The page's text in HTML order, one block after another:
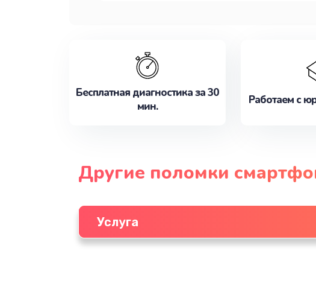
Бесплатная диагностика за 30
мин.
Работаем с
Другие поломки
Услуга